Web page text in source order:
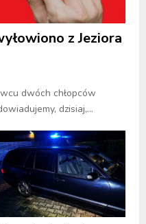
z Jeziora
dwóch chłopców
dzisiaj,...